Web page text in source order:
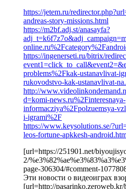
https://jetem.ru/
andreas-story-missions.html
https://m2bf.adj.st/anasayfa?
https://ingenerseti.ru/bitrix/
problems%2Fkak-ustanavlivat-
rukovodstvo-kak-ustanavlivat-
http://
d=komi-news.ru%2Finteresnaya-
informacziya%2Fpolzuemsya-
i-igrami%2F
https://www.keysolutions.se/
leos-fortune-apkkesh-
[url=https://251901.net/
2/
page-306304/#comment-
Эти новости о видеоиграх
[url=http://pasarinko.zeroweb.kr/